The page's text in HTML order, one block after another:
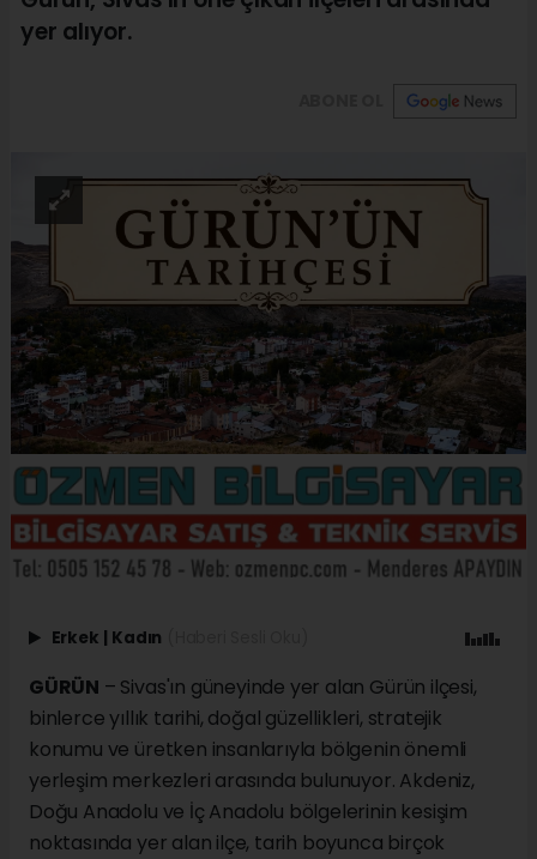
yer alıyor.
Erkek Kadın
GÜRÜN – Sivas'ın güneyinde yer alan Gürün ilçesi,
binlerce yıllık tarihi, doğal güzellikleri, stratejik
konumu ve üretken insanlarıyla bölgenin önemli
yerleşim merkezleri arasında bulunuyor. Akdeniz,
Doğu Anadolu ve İç Anadolu bölgelerinin kesişim
noktasında yer alan ilçe, tarih boyunca birçok